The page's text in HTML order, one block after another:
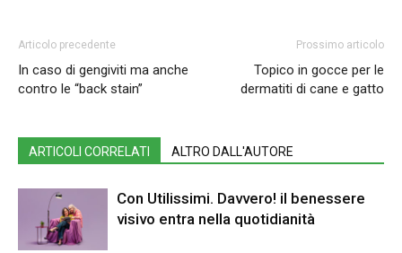
Articolo precedente
In caso di gengiviti ma anche
contro le “back stain”
Prossimo articolo
Topico in gocce per le
dermatiti di cane e gatto
ARTICOLI CORRELATI ALTRO DALL'AUTORE
Con Utilissimi. Davvero! il benessere
visivo entra nella quotidianità